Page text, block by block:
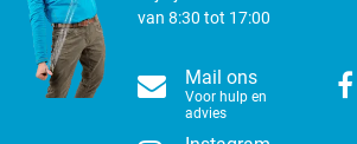
van 8:30 tot 17:00
Mail ons
Voor hulp en
advies